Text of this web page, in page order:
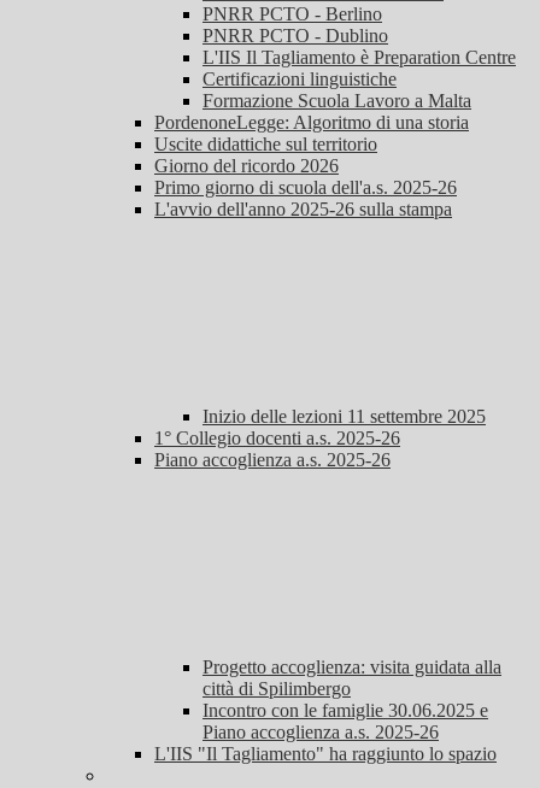
PNRR PCTO - Berlino
PNRR PCTO - Dublino
L'IIS Il Tagliamento è Preparation Centre
Certificazioni linguistiche
Formazione Scuola Lavoro a Malta
PordenoneLegge: Algoritmo di una storia
Uscite didattiche sul territorio
Giorno del ricordo 2026
Primo giorno di scuola dell'a.s. 2025-26
L'avvio dell'anno 2025-26 sulla stampa
Inizio delle lezioni 11 settembre 2025
1° Collegio docenti a.s. 2025-26
Piano accoglienza a.s. 2025-26
Progetto accoglienza: visita guidata alla
città di Spilimbergo
Incontro con le famiglie 30.06.2025 e
Piano accoglienza a.s. 2025-26
L'IIS "Il Tagliamento" ha raggiunto lo spazio